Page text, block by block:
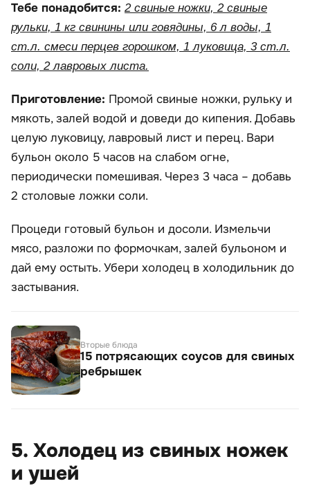
Тебе понадобится: 2 свиные ножки, 2 свиные
рульки, 1 кг свинины или говядины, 6 л воды, 1
ст.л. смеси перцев горошком, 1 луковица, 3 ст.л.
соли, 2 лавровых листа.
Приготовление: Промой свиные ножки, рульку и
мякоть, залей водой и доведи до кипения. Добавь
целую луковицу, лавровый лист и перец. Вари
бульон около 5 часов на слабом огне,
периодически помешивая. Через 3 часа – добавь
2 столовые ложки соли.
Процеди готовый бульон и досоли. Измельчи
мясо, разложи по формочкам, залей бульоном и
дай ему остыть. Убери холодец в холодильник до
застывания.
Вторые блюда
15 потрясающих соусов для свиных
ребрышек
5. Холодец из свиных ножек
и ушей